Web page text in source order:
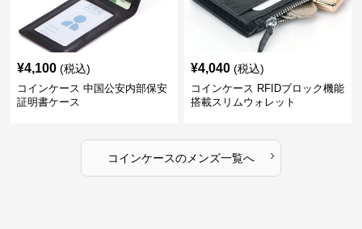
¥4,100 (税込)
コインケース 中国公安内部保安
証明書ケース
¥4,040 (税込)
コインケース RFIDブロック機能
搭載スリムウォレット
コインケースのメンズ一覧へ ›